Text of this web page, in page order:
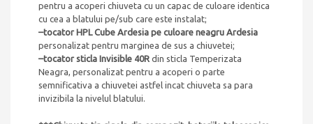
pentru a acoperi chiuveta cu un capac de culoare identica
cu cea a blatului pe/sub care este instalat;
–tocator HPL Cube Ardesia pe culoare neagru Ardesia
personalizat pentru marginea de sus a chiuvetei;
–tocator sticla Invisible 40R din sticla Temperizata
Neagra, personalizat pentru a acoperi o parte
semnificativa a chiuvetei astfel incat chiuveta sa para
invizibila la nivelul blatului.